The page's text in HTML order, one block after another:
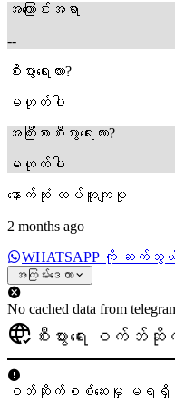
အကြောင်းအရာ
--
စီးပွားရေးလား?
မဟုတ်ပါ
အကြီးစားစီးပွားရေးလား?
မဟုတ်ပါ
နောက်ဆုံး ထပ်တူကျမှု
2 months ago
WHATSAPP ကို ဆက်သွ
အကြမ်းဒေတာ
No cached data from
စီးပွားရေး ဝက်ဘ်
ဝဘ်ဆိုက်စစ်ဆေးမှု မရရှိနိုင်ပ